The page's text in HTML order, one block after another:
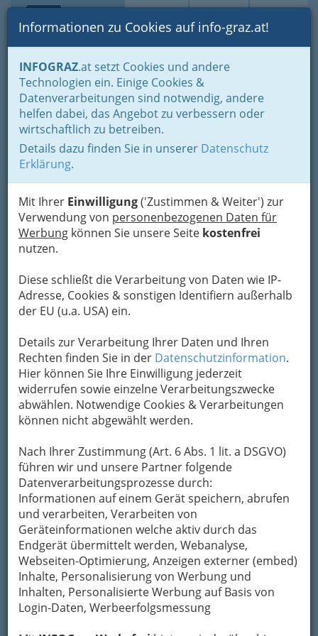
Suche Login Toggle
Informationen zu Cookies auf info-graz.at!
INFOGRAZ.at setzt Cookies und andere
Technologien ein. Einige Cookies &
Datenverarbeitungen sind notwendig, andere
helfen dabei, das Angebot zu verbessern oder
wirtschaftlich zu betreiben.
Details dazu finden Sie in unserer Datenschutz
Erklärung.
Mit Ihrer Einwilligung('Zustimmen & Weiter') zur
Verwendung von personenbezogenen Daten für
Werbung können Sie unsere Seite kostenfrei
nutzen.
Diese schließt die Verarbeitung von Daten wie IP-
Adresse, Cookies & sonstigen Identifiern außerhalb
der EU (u.a. USA) ein.
Details zur Verarbeitung Ihrer Daten und Ihren
Rechten finden Sie in der Datenschutzinformation.
Hier können Sie Ihre Einwilligung jederzeit
widerrufen sowie einzelne Verarbeitungszwecke
abwählen. Notwendige Cookies & Verarbeitungen
können nicht abgewählt werden.
Nach Ihrer Zustimmung (Art. 6 Abs. 1 lit. a DSGVO)
führen wir und unsere Partner folgende
Datenverarbeitungsprozesse durch:
Informationen auf einem Gerät speichern, abrufen
und verarbeiten, Verarbeiten von
Geräteinformationen welche aktiv durch das
Endgerät übermittelt werden, Webanalyse,
Webseiten-Optimierung, Anzeigen externer (embed)
Inhalte, Personalisierung von Werbung und
Inhalten, Personalisierte Werbung auf Basis von
Login-Daten, Werbeerfolgsmessung
Home Blogs Politik - von Stadtpolitik bis zur Weltpolitik
Dampf machen
(Verstärkung für die Waden)
- von Martin Krusche
Wo etwa eine einzelne Person die Strecke
Gleisdorf-Graz täglich mit einerveritablen
„Blockhütte“fährt, also mit einem polierten
SUV, lächle ich milde.
Ätzen auf höchstem Niveau:
Karl Kraus war kein
Freund des Automobilismus.
Der geistreicheKarl Krauswar offenkundig
kein Freund des Automobilismusund ein
erklärter Feind schlechten Gesanges. In „Die
Fackel“ 113 vom August 1902 kann man folgende
Passage lesen:„Die Automobilunfälle mehren
sich in erschreckend wohlthuender Weise, und